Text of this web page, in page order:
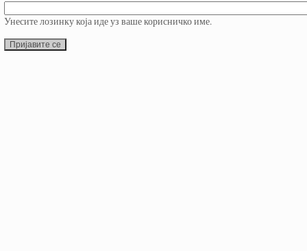
Унесите лозинку која иде уз ваше корисничко име.